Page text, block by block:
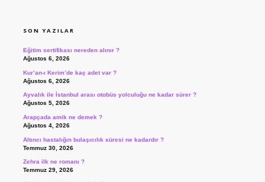
SON YAZILAR
Eğitim sertifikası nereden alınır ?
Ağustos 6, 2026
Kur’an-ı Kerim’de kaç adet var ?
Ağustos 6, 2026
Ayvalık ile İstanbul arası otobüs yolculuğu ne kadar sürer ?
Ağustos 5, 2026
Arapçada amik ne demek ?
Ağustos 4, 2026
Altıncı hastalığın bulaşıcılık süresi ne kadardır ?
Temmuz 30, 2026
Zehra ilk ne romanı ?
Temmuz 29, 2026